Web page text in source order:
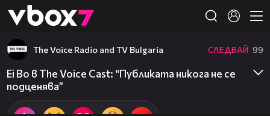
👾
The Voice Radio and TV Bulgaria СЛЕДВАЙ 99
Еi Bo в The Voice Cast: “Публиката никога не се
подценява”